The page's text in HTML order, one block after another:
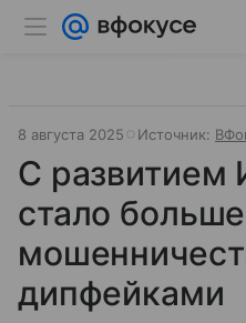
8 августа 2025 Источник:
С развитием
стало больше
дипфейками